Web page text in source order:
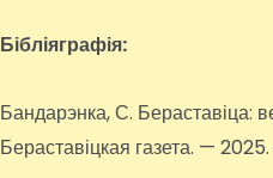
Бібліяграфія:
Бандарэнка, С.
Бераставіцкая газета. —